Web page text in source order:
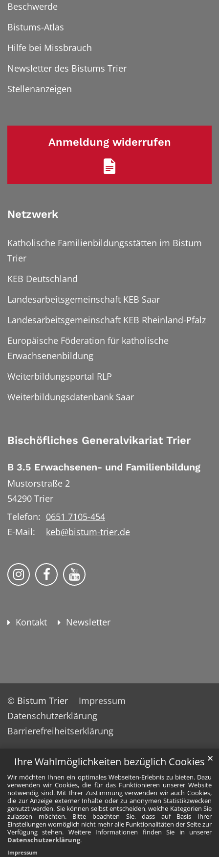
Ihre Wahlmöglichkeiten bezüglich Cookies
Wir möchten Ihnen ein optimales Webseiten-Erlebnis zu bieten. Dazu
verwenden wir Cookies, die für das Funktionieren unserer Website
notwendig sind. Mit Ihrer Zustimmung verwenden wir auch Cookies,
die zur Anzeige externer Inhalte oder zu anonymen Statistikzwecken
genutzt werden. Sie können selbst entscheiden, welche Kategorien Sie
zulassen möchten. Bitte beachten Sie, dass auf Basis Ihrer
Einstellungen womöglich nicht mehr alle Funktionalitäten der Seite zur
Verfügung stehen. Weitere Informationen finden Sie in unserer
Datenschutzerklärung.
✕
Impressum
Beschwerde
Bistums-Atlas
Hilfe bei Missbrauch
Newsletter des Bistums Trier
Stellenanzeigen
Anmeldung widerrufen
Netzwerk
Katholische Familienbildungsstätten im Bistum
Trier
KEB Deutschland
Landesarbeitsgemeinschaft KEB Saar
Landesarbeitsgemeinschaft KEB Rheinland-Pfalz
Europäische Föderation für katholische
Erwachsenenbildung
Weiterbildungsportal RLP
Weiterbildungsdatenbank Saar
Bischöfliches Generalvikariat Trier
B 3.5 Erwachsenen- und Familienbildung
Mustorstraße 2
54290 Trier
Telefon: 0651 7105-454
E-Mail:
keb@bistum-trier.de
KEB Bildung Leben auf Instagram
KEB Bildung Leben auf Facebook
KEB Bildung Leben auf
Kontakt Newsletter
© Bistum Trier
Impressum
Datenschutzerklärung
Barrierefreiheitserklärung